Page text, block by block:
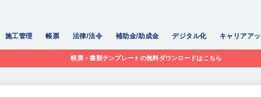
施工管理 帳票 法律/法令 補助金/助成金 デジタル化 キャリアア
帳票・書類テンプレートの無料ダウンロードはこちら